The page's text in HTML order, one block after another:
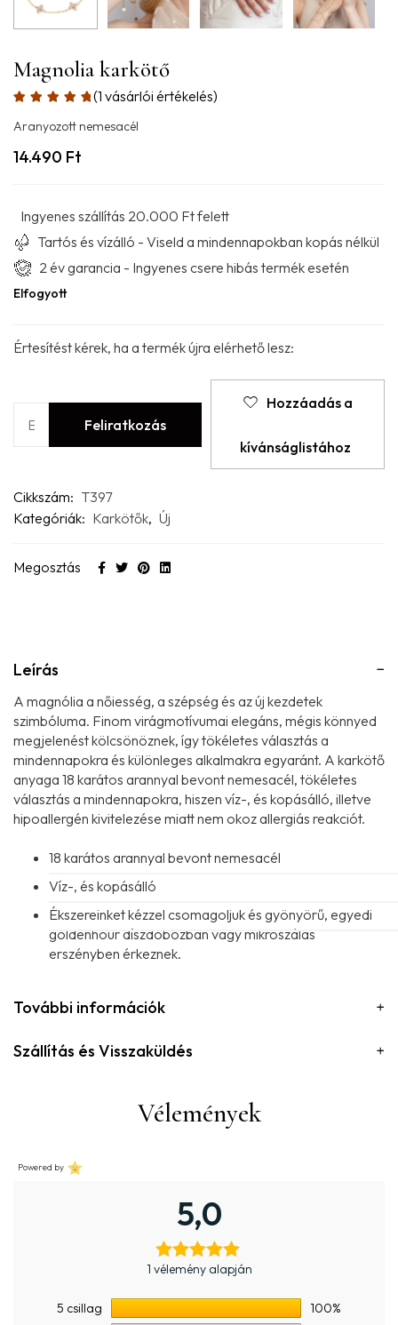
Magnolia karkötő
(1 vásárlói értékelés)
Aranyozott nemesacél
14.490 Ft
Ingyenes szállítás 20.000 Ft felett
Tartós és vízálló - Viseld a mindennapokban kopás nélkül
2 év garancia - Ingyenes csere hibás termék esetén
Elfogyott
Értesítést kérek, ha a termék újra elérhető lesz:
Hozzáadás a
kívánságlistához
Cikkszám: T397
Kategóriák: Karkötők, Új
Megosztás
Leírás
A magnólia a nőiesség, a szépség és az új kezdetek
szimbóluma. Finom virágmotívumai elegáns, mégis könnyed
megjelenést kölcsönöznek, így tökéletes választás a
mindennapokra és különleges alkalmakra egyaránt. A karkötő
anyaga 18 karátos arannyal bevont nemesacél, tökéletes
választás a mindennapokra, hiszen víz-, és kopásálló, illetve
hipoallergén kivitelezése miatt nem okoz allergiás reakciót.
18 karátos arannyal bevont nemesacél
Víz-, és kopásálló
Ékszereinket kézzel csomagoljuk és gyönyörű, egyedi
goldenhour díszdobozban vagy mikroszálas
erszényben érkeznek.
További információk
Szállítás és Visszaküldés
Vélemények
Powered by
5,0
1 vélemény alapján
5 csillag
100%